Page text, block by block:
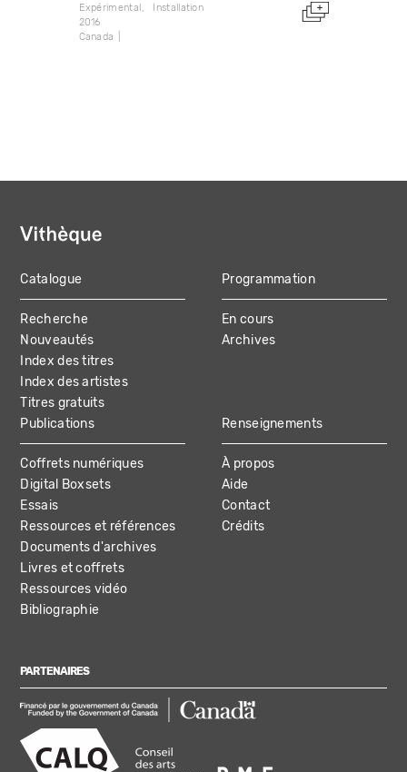
Expérimental
Installation
2016
Canada
MAIN
NAVIGATION
Catalogue
Recherche
Nouveautés
Index des titres
Index des artistes
Titres gratuits
Programmation
En cours
Archives
Publications
Coffrets numériques
Digital Boxsets
Essais
Ressources et références
Documents d'archives
Livres et coffrets
Ressources vidéo
Bibliographie
Renseignements
À propos
Aide
Contact
Crédits
PARTENAIRES